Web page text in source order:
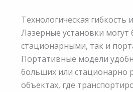
Технологическая гибкость
Лазерные установки могут
стационарными, так и
Портативные модели
больших или стационарно
объектах, где